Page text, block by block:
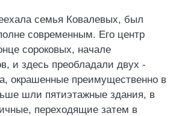
семья Ковалевых, был
современным. Его центр
сороковых, начале
и здесь преобладали двух -
окрашенные преимущественно в
шли пятиэтажные здания, в
переходящие затем в